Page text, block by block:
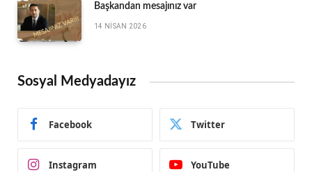
Başkandan mesajınız var
14 NISAN 2026
Sosyal Medyadayız
Facebook Twitter
Instagram YouTube